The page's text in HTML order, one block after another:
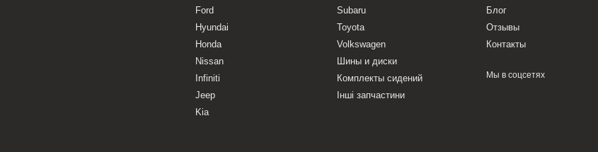
Ford
Hyundai
Honda
Nissan
Infiniti
Jeep
Kia
Subaru
Toyota
Volkswagen
Шины и диски
Комплекты сидений
Інші запчастини
Блог
Отзывы
Контакты
Мы в соцсетях